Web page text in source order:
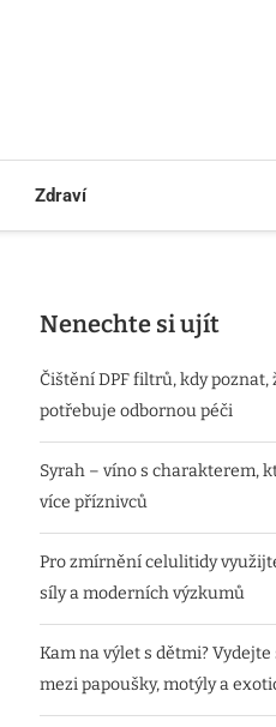
Zdraví
Nenechte si ujít
Čištění DPF filtrů, kdy poznat,
potřebuje odbornou péči
Syrah – víno s charakterem,
více příznivců
Pro zmírnění celulitidy
síly a moderních výzkumů
Kam na výlet s dětmi?
mezi papoušky, motýly a